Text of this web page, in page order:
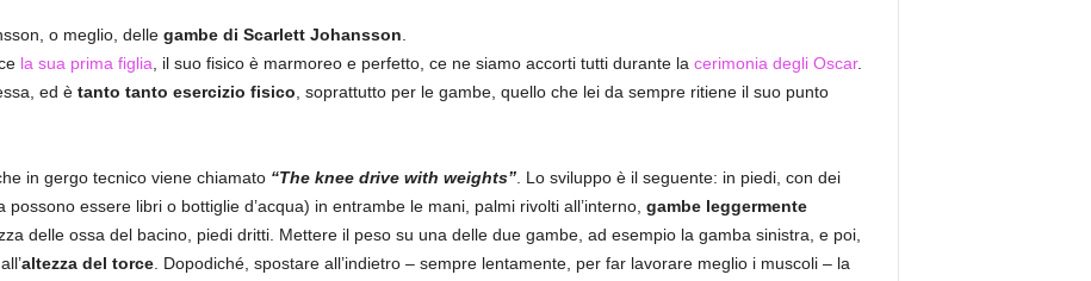
o meglio, delle gambe di Scarlett Johansson
la sua prima figlia , il suo fisico è marmoreo e perfetto, ce ne siamo accorti tutti durante la cerimonia degli Oscar.
ed è tanto tanto esercizio fisico , soprattutto per le gambe, quello che lei da sempre ritiene il suo punto
in gergo tecnico viene chiamato “The knee drive with weights”. Lo sviluppo è il seguente: in piedi, con dei
essere libri o bottiglie d’acqua) in entrambe le mani, palmi rivolti all’interno, gambe leggermente
delle ossa del bacino, piedi dritti. Mettere il peso su una delle due gambe, ad esempio la gamba sinistra, e poi,
altezza del torce. Dopodiché, spostare all’indietro – sempre lentamente, per far lavorare meglio i muscoli – la